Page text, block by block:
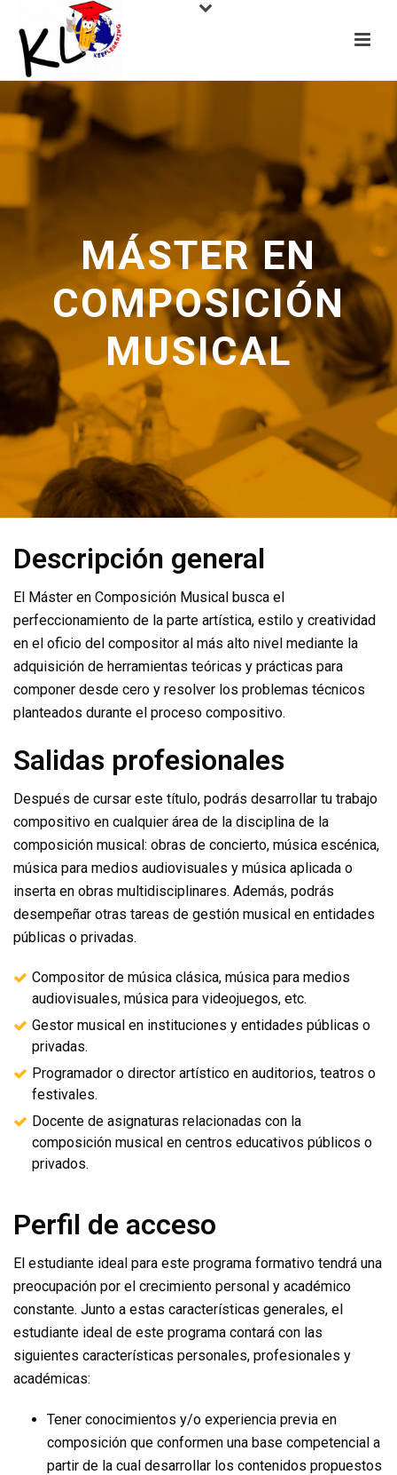
MÁSTER EN
COMPOSICIÓN
MUSICAL
Descripción general
El Máster en Composición Musical busca el
perfeccionamiento de la parte artística, estilo y creatividad
en el oficio del compositor al más alto nivel mediante la
adquisición de herramientas teóricas y prácticas para
componer desde cero y resolver los problemas técnicos
planteados durante el proceso compositivo.
Salidas profesionales
Después de cursar este título, podrás desarrollar tu trabajo
compositivo en cualquier área de la disciplina de la
composición musical: obras de concierto, música escénica,
música para medios audiovisuales y música aplicada o
inserta en obras multidisciplinares. Además, podrás
desempeñar otras tareas de gestión musical en entidades
públicas o privadas.
Compositor de música clásica, música para medios
audiovisuales, música para videojuegos, etc.
Gestor musical en instituciones y entidades públicas o
privadas.
Programador o director artístico en auditorios, teatros o
festivales.
Docente de asignaturas relacionadas con la
composición musical en centros educativos públicos o
privados.
Perfil de acceso
El estudiante ideal para este programa formativo tendrá una
preocupación por el crecimiento personal y académico
constante. Junto a estas características generales, el
estudiante ideal de este programa contará con las
siguientes características personales, profesionales y
académicas:
Tener conocimientos y/o experiencia previa en
composición que conformen una base competencial a
partir de la cual desarrollar los contenidos propuestos